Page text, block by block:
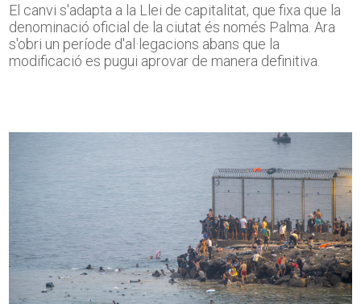
El canvi s'adapta a la Llei de capitalitat, que fixa que la
denominació oficial de la ciutat és només Palma. Ara
s'obri un període d'al·legacions abans que la
modificació es pugui aprovar de manera definitiva.